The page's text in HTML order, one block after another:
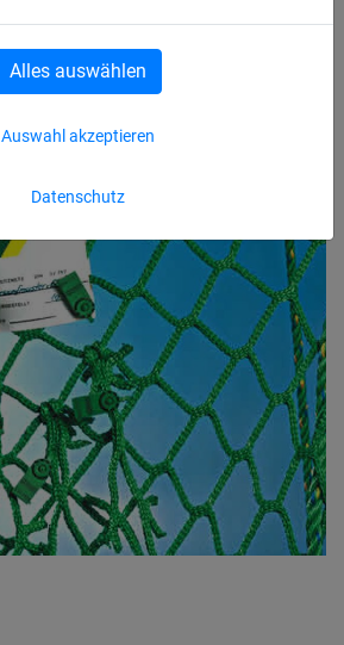
Datenschutz
Auswahl akzeptieren
Alles auswählen